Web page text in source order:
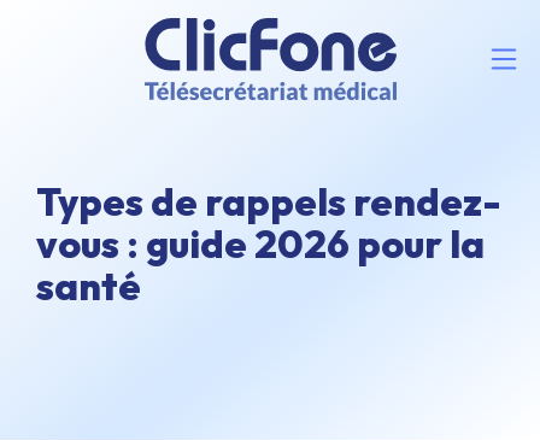
Types de rappels rendez-
vous : guide 2026 pour la
santé